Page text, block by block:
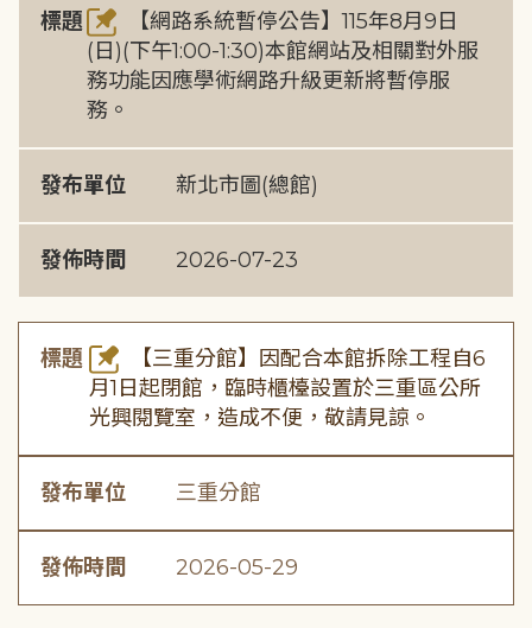
標題
【網路系統暫停公告】115年8月9日
(日)(下午1:00-1:30)本館網站及相關對外服
務功能因應學術網路升級更新將暫停服
務。
發布單位 新北市圖(總館)
發佈時間 2026-07-23
標題
【三重分館】因配合本館拆除工程自6
月1日起閉館，臨時櫃檯設置於三重區公所
光興閱覽室，造成不便，敬請見諒。
發布單位 三重分館
發佈時間 2026-05-29